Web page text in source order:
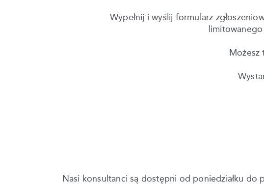
Wypełnij i wyślij formularz
Możesz
Nasi konsultanci są dostępni od poniedziałku